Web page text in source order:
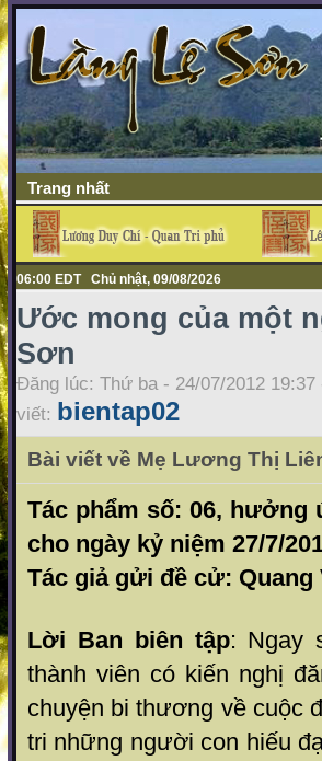
Trang nhất
06:00 EDT Chủ nhật, 09/08/2026
Ước mong của một
Sơn
Đăng lúc: Thứ ba - 24/07/2012
viết: bientap02
Bài viết về Mẹ Lương Thị
Tác phẩm số: 06, hưởng
cho ngày kỷ niệm 27/7/
Tác giả gửi đề cử: Quang
Lời Ban biên tập: Ngay
thành viên có kiến nghị
chuyện bi thương về cuộc
tri những người con hiếu